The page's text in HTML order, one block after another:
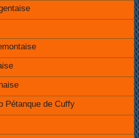
Pétanque de Cuffy